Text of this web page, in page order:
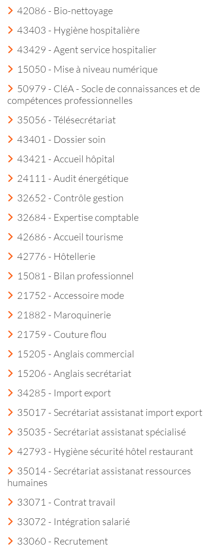
42086 - Bio-nettoyage
43403 - Hygiène hospitalière
43429 - Agent service hospitalier
15050 - Mise à niveau numérique
50979 - CléA - Socle de connaissances et de
compétences professionnelles
35056 - Télésecrétariat
43401 - Dossier soin
43421 - Accueil hôpital
24111 - Audit énergétique
32652 - Contrôle gestion
32684 - Expertise comptable
42686 - Accueil tourisme
42776 - Hôtellerie
15081 - Bilan professionnel
21752 - Accessoire mode
21882 - Maroquinerie
21759 - Couture flou
15205 - Anglais commercial
15206 - Anglais secrétariat
34285 - Import export
35017 - Secrétariat assistanat import export
35035 - Secrétariat assistanat spécialisé
42793 - Hygiène sécurité hôtel restaurant
35014 - Secrétariat assistanat ressources
humaines
33071 - Contrat travail
33072 - Intégration salarié
33060 - Recrutement